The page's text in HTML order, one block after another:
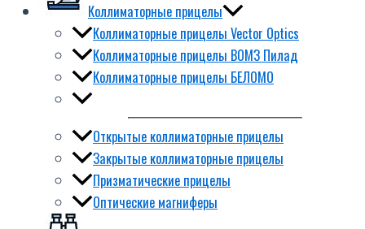
Коллиматорные прицелы
Коллиматорные прицелы Vector Optics
Коллиматорные прицелы ВОМЗ Пилад
Коллиматорные прицелы БЕЛОМО
Открытые коллиматорные прицелы
Закрытые коллиматорные прицелы
Призматические прицелы
Оптические магниферы